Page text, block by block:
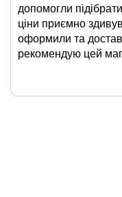
допомогли
ціни приємно
оформили та
рекомендую цей